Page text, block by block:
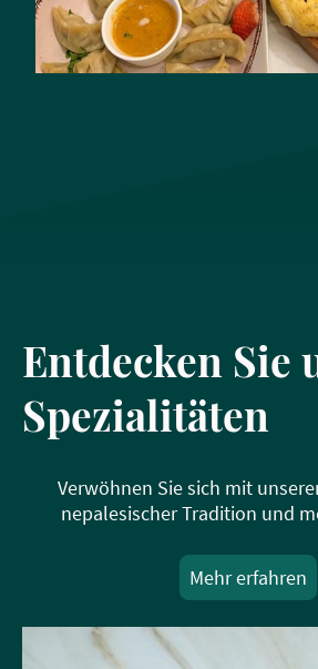
Entdecken Sie
Spezialitäten
Verwöhnen Sie sich mit
nepalesischer Tradition und
Mehr erfahren